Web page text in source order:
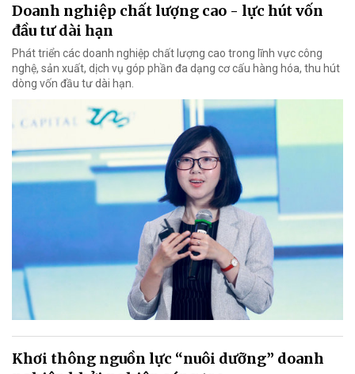
Doanh nghiệp chất lượng cao - lực hút vốn
đầu tư dài hạn
Phát triển các doanh nghiệp chất lượng cao trong lĩnh vực công
nghệ, sản xuất, dịch vụ góp phần đa dạng cơ cấu hàng hóa, thu hút
dòng vốn đầu tư dài hạn.
Khơi thông nguồn lực “nuôi dưỡng” doanh